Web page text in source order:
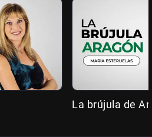
La brújula de